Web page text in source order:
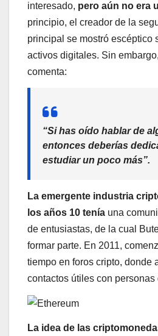
interesado, pero aún no era
principio, el creador de la
principal se mostró escéptico
activos digitales. Sin
comenta:
“Si has oído hablar de
entonces deberías
estudiar un poco más”.
La emergente industria
los años 10 tenía una
de entusiastas, de la cual
formar parte. En 2011,
tiempo en foros cripto, donde
contactos útiles con personas
La idea de las